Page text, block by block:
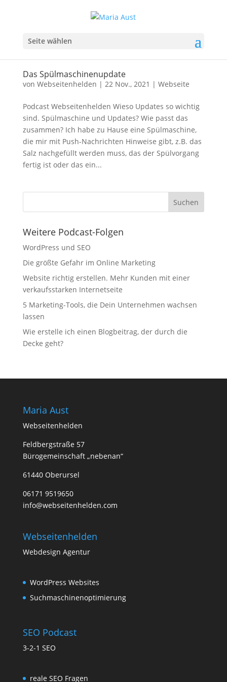
Seite wählen
Das Spülmaschinenupdate
von Webseitenhelden | 22 Nov., 2021 | Webseite
Podcast Webseitenhelden Wieso Updates so wichtig
sind. Spülmaschine und Updates? Wie passt das
zusammen? Ich habe zu Hause eine Spülmaschine,
die mir mit Push-Nachrichten Hinweise gibt, z.B. das
Salz nachgefüllt werden muss, das der Spülvorgang
fertig ist oder das ein...
Weitere Podcast-Folgen
WordPress und SEO
Die größte Gefahr im Online Marketing
Website richtig erstellen. Mehr Kunden mit einer
verkaufsstarken Internetseite
5 Marketing-Tools, die Dein Unternehmen wachsen
lassen
Wie erstelle ich einen Blogbeitrag, der durch die
Decke geht?
Maria Aust
Webseitenhelden
Feldbergstraße 57
Bürogemeinschaft „nebenan“
61440 Oberursel
06171 9519650
info@webseitenhelden.com
Webseitenhelden
Webdesign Agentur
WordPress Websites
Suchmaschinenoptimierung
SEO Podcast
3-2-1 SEO
reale SEO Fragen